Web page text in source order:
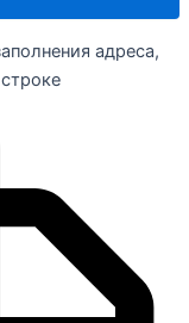
адреса,